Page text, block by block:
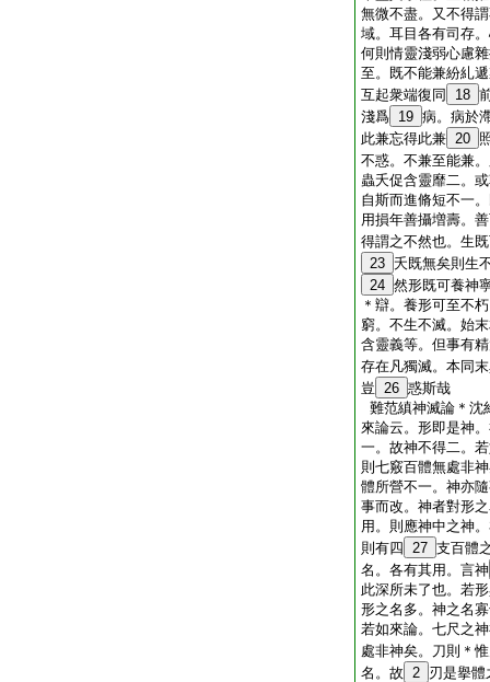
無微不盡。又不得
域。耳目各有司存
何則情靈淺弱心慮
至。既不能兼紛糺
互起衆端復同
18
淺爲 19 病。病於
此兼忘得此兼 20
不惑。不兼至能兼
蟲夭促含靈靡二。
自斯而進脩短不一
用損年善攝増壽。
得謂之不然也。生
23 夭既無矣則生
24 然形既可養神
＊辯。養形可至不
窮。不生不滅。始
含靈義等。但事有
存在凡獨滅。本同
豈 26 惑斯哉
難范縝神滅論＊沈
來論云。形即是神
一。故神不得二。
則七竅百體無處非
體所營不一。神亦
事而改。神者對形
用。則應神中之神
則有四 27 支百體
名。各有其用。言神
此深所未了也。若
形之名多。神之名
若如來論。七尺之
處非神矣。刀則＊
名。故 2 刃是擧